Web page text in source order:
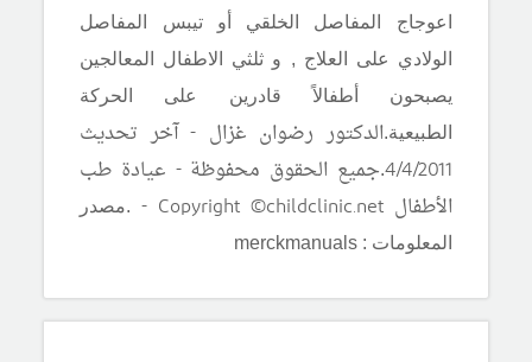
اعوجاج المفاصل الخلقي أو تيبس المفاصل
الولادي على العلاج , و ثلثي الاطفال المعالجين
يصبحون أطفالاً قادرين على الحركة
الطبيعية.الدكتور رضوان غزال - آخر تحديث
4/4/2011
.جميع الحقوق محفوظة - عيادة طب
الأطفال Copyright ©childclinic.net -
.مصدر
المعلومات : merckmanuals